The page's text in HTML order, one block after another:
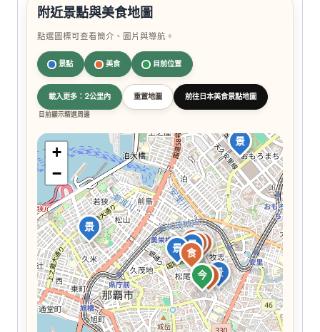
附近景點與美食地圖
點選圖標可查看簡介、圖片與導航。
景點 美食 目前位置
載入更多：2公里內 重置地圖 前往日本美食景點地圖
目前顯示精選周邊
今 景
景
景
景
景
食食
食
食
食
+
−